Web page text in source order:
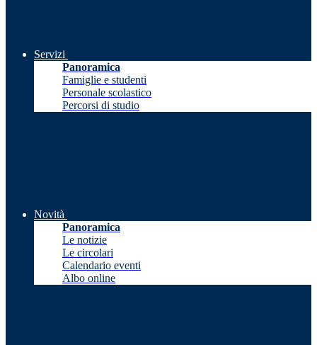
Servizi
Panoramica
Famiglie e studenti
Personale scolastico
Percorsi di studio
Novità
Panoramica
Le notizie
Le circolari
Calendario eventi
Albo online